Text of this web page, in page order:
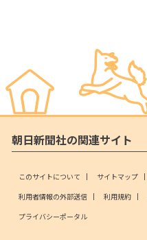
朝日新聞社の関連サイト
このサイトについて サイトマップ
利用者情報の外部送信
利用規約
プライバシーポータル